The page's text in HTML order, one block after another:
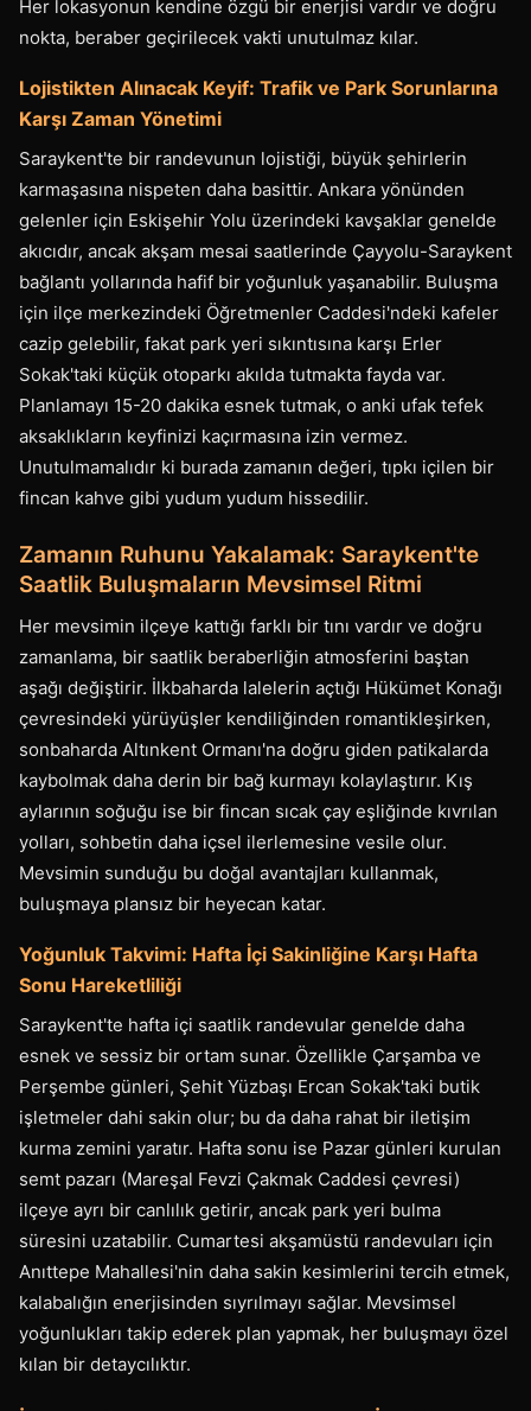
Her lokasyonun kendine özgü bir enerjisi vardır ve doğru
nokta, beraber geçirilecek vakti unutulmaz kılar.
Lojistikten Alınacak Keyif: Trafik ve Park Sorunlarına
Karşı Zaman Yönetimi
Saraykent'te bir randevunun lojistiği, büyük şehirlerin
karmaşasına nispeten daha basittir. Ankara yönünden
gelenler için Eskişehir Yolu üzerindeki kavşaklar genelde
akıcıdır, ancak akşam mesai saatlerinde Çayyolu-Saraykent
bağlantı yollarında hafif bir yoğunluk yaşanabilir. Buluşma
için ilçe merkezindeki Öğretmenler Caddesi'ndeki kafeler
cazip gelebilir, fakat park yeri sıkıntısına karşı Erler
Sokak'taki küçük otoparkı akılda tutmakta fayda var.
Planlamayı 15-20 dakika esnek tutmak, o anki ufak tefek
aksaklıkların keyfinizi kaçırmasına izin vermez.
Unutulmamalıdır ki burada zamanın değeri, tıpkı içilen bir
fincan kahve gibi yudum yudum hissedilir.
Zamanın Ruhunu Yakalamak: Saraykent'te
Saatlik Buluşmaların Mevsimsel Ritmi
Her mevsimin ilçeye kattığı farklı bir tını vardır ve doğru
zamanlama, bir saatlik beraberliğin atmosferini baştan
aşağı değiştirir. İlkbaharda lalelerin açtığı Hükümet Konağı
çevresindeki yürüyüşler kendiliğinden romantikleşirken,
sonbaharda Altınkent Ormanı'na doğru giden patikalarda
kaybolmak daha derin bir bağ kurmayı kolaylaştırır. Kış
aylarının soğuğu ise bir fincan sıcak çay eşliğinde kıvrılan
yolları, sohbetin daha içsel ilerlemesine vesile olur.
Mevsimin sunduğu bu doğal avantajları kullanmak,
buluşmaya plansız bir heyecan katar.
Yoğunluk Takvimi: Hafta İçi Sakinliğine Karşı Hafta
Sonu Hareketliliği
Saraykent'te hafta içi saatlik randevular genelde daha
esnek ve sessiz bir ortam sunar. Özellikle Çarşamba ve
Perşembe günleri, Şehit Yüzbaşı Ercan Sokak'taki butik
işletmeler dahi sakin olur; bu da daha rahat bir iletişim
kurma zemini yaratır. Hafta sonu ise Pazar günleri kurulan
semt pazarı (Mareşal Fevzi Çakmak Caddesi çevresi)
ilçeye ayrı bir canlılık getirir, ancak park yeri bulma
süresini uzatabilir. Cumartesi akşamüstü randevuları için
Anıttepe Mahallesi'nin daha sakin kesimlerini tercih etmek,
kalabalığın enerjisinden sıyrılmayı sağlar. Mevsimsel
yoğunlukları takip ederek plan yapmak, her buluşmayı özel
kılan bir detaycılıktır.